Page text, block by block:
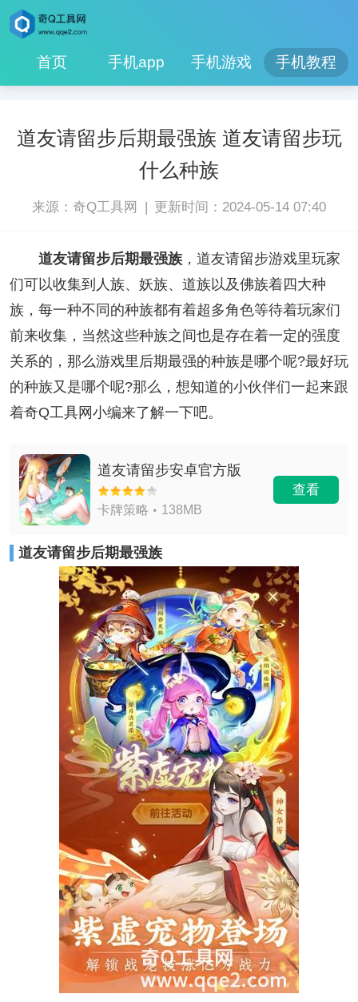
首页 手机app 手机游戏 手机教程
道友请留步后期最强族 道友请留步玩
什么种族
来源：奇Q工具网 | 更新时间：2024-05-14 07:40
道友请留步后期最强族，道友请留步游戏里玩家
们可以收集到人族、妖族、道族以及佛族着四大种
族，每一种不同的种族都有着超多角色等待着玩家们
前来收集，当然这些种族之间也是存在着一定的强度
关系的，那么游戏里后期最强的种族是哪个呢?最好玩
的种族又是哪个呢?那么，想知道的小伙伴们一起来跟
着奇Q工具网小编来了解一下吧。
道友请留步安卓官方版
卡牌策略 138MB
查看
道友请留步后期最强族